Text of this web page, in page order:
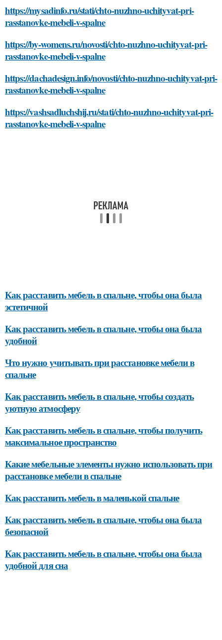
https://mysadinfo.ru/stati/chto-nuzhno-uchityvat-pri-
rasstanovke-mebeli-v-spalne
https://by-womens.ru/novosti/chto-nuzhno-uchityvat-pri-
rasstanovke-mebeli-v-spalne
https://dachadesign.info/novosti/chto-nuzhno-uchityvat-pri-
rasstanovke-mebeli-v-spalne
https://vashsadluchshij.ru/stati/chto-nuzhno-uchityvat-pri-
rasstanovke-mebeli-v-spalne
Как расставить мебель в спальне, чтобы она была
эстетичной
Как расставить мебель в спальне, чтобы она была
удобной
Что нужно учитывать при расстановке мебели в
спальне
Как расставить мебель в спальне, чтобы создать
уютную атмосферу
Как расставить мебель в спальне, чтобы получить
максимальное пространство
Какие мебельные элементы нужно использовать при
расстановке мебели в спальне
Как расставить мебель в маленькой спальне
Как расставить мебель в спальне, чтобы она была
безопасной
Как расставить мебель в спальне, чтобы она была
удобной для сна